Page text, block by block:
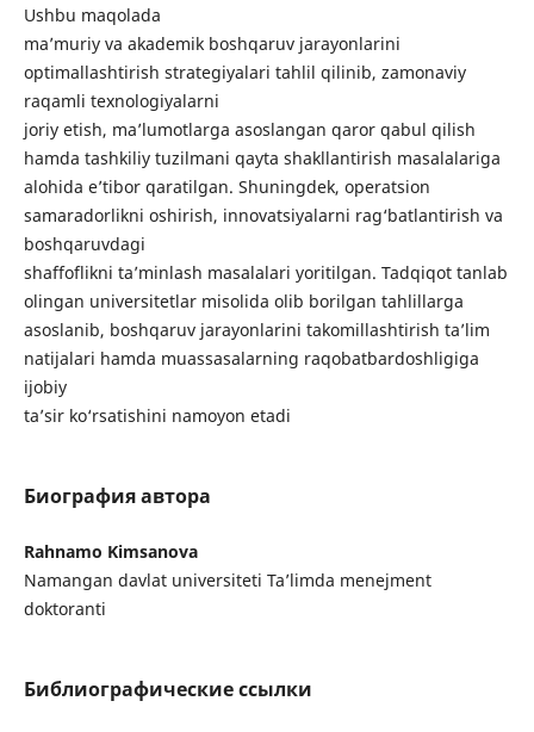
Ushbu maqolada
ma’muriy va akademik boshqaruv jarayonlarini
optimallashtirish strategiyalari tahlil qilinib, zamonaviy
raqamli texnologiyalarni
joriy etish, ma’lumotlarga asoslangan qaror qabul qilish
hamda tashkiliy tuzilmani qayta shakllantirish masalalariga
alohida e’tibor qaratilgan. Shuningdek, operatsion
samaradorlikni oshirish, innovatsiyalarni rag‘batlantirish va
boshqaruvdagi
shaffoflikni ta’minlash masalalari yoritilgan. Tadqiqot tanlab
olingan universitetlar misolida olib borilgan tahlillarga
asoslanib, boshqaruv jarayonlarini takomillashtirish ta’lim
natijalari hamda muassasalarning raqobatbardoshligiga
ijobiy
ta’sir ko‘rsatishini namoyon etadi
Биография автора
Rahnamo Kimsanova
Namangan davlat universiteti Ta’limda menejment
doktoranti
Библиографические ссылки